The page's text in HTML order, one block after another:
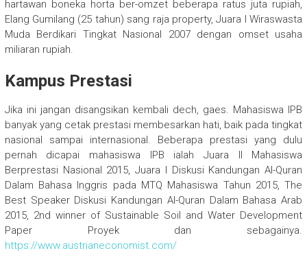
hartawan boneka horta ber-omzet beberapa ratus juta rupiah,
Elang Gumilang (25 tahun) sang raja property, Juara I Wiraswasta
Muda Berdikari Tingkat Nasional 2007 dengan omset usaha
miliaran rupiah.
Kampus Prestasi
Jika ini jangan disangsikan kembali dech, gaes. Mahasiswa IPB
banyak yang cetak prestasi membesarkan hati, baik pada tingkat
nasional sampai internasional. Beberapa prestasi yang dulu
pernah dicapai mahasiswa IPB ialah Juara II Mahasiswa
Berprestasi Nasional 2015, Juara I Diskusi Kandungan Al-Quran
Dalam Bahasa Inggris pada MTQ Mahasiswa Tahun 2015, The
Best Speaker Diskusi Kandungan Al-Quran Dalam Bahasa Arab
2015, 2nd winner of Sustainable Soil and Water Development
Paper Proyek dan sebagainya.
https://www.austrianeconomist.com/